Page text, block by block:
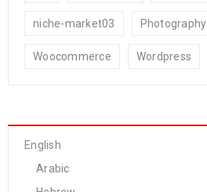
niche-market03 Photography
Woocommerce Wordpress
English
Arabic